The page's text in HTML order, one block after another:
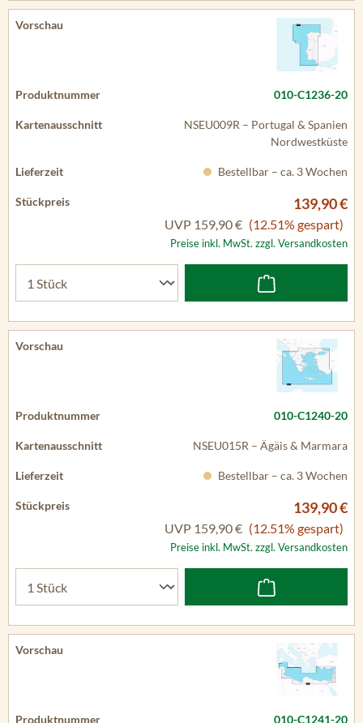
010-C1236-20
NSEU009R – Portugal & Spanien
Nordwestküste
Bestellbar – ca. 3 Wochen
139,90 €
UVP 159,90 € (12.51% gespart)
Preise inkl. MwSt. zzgl. Versandkosten
010-C1240-20
NSEU015R – Ägäis & Marmara
Bestellbar – ca. 3 Wochen
139,90 €
UVP 159,90 € (12.51% gespart)
Preise inkl. MwSt. zzgl. Versandkosten
010-C1241-20